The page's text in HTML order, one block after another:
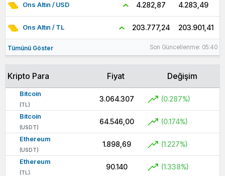
Ons Altın / USD 4.282,87 4.283,49
Ons Altın / TL 203.777,24 203.901,41
Tümünü Göster Son Güncellenme: 05:40
Kripto Para Fiyat Değişim
Bitcoin
(TL)
3.064.307 (0.287%)
Bitcoin
(USDT)
64.546,00 (0.174%)
Ethereum
(USDT)
1.898,69 (1.227%)
Ethereum
(TL)
90.140 (1.338%)